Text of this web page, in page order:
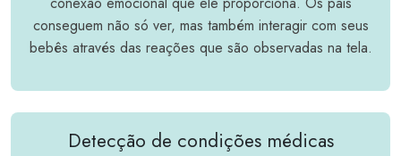
conseguem não só ver, mas também interagir com seus
bebês através das reações que são observadas na tela.
Detecção de condições médicas